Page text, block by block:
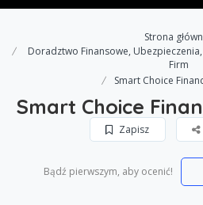
Strona
Doradztwo Finansowe,
Firm
Smart Choice
Smart Choice
Zapisz
Bądź pierwszym, aby ocenić!